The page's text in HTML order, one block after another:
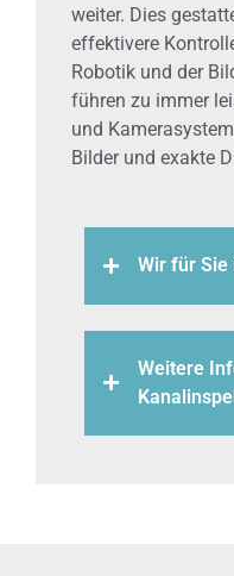
weiter. Dies
effektivere
Robotik und der
führen zu immer
und
Bilder und exakte
Wir für Sie
Weitere